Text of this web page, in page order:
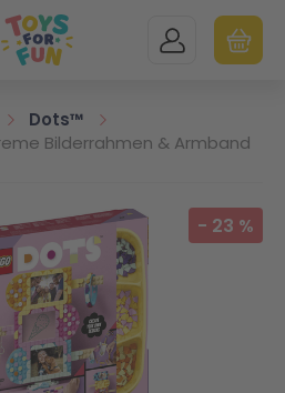
MEIN KONTO
Dots™
Bilderrahmen & Armband
springen - 23 %